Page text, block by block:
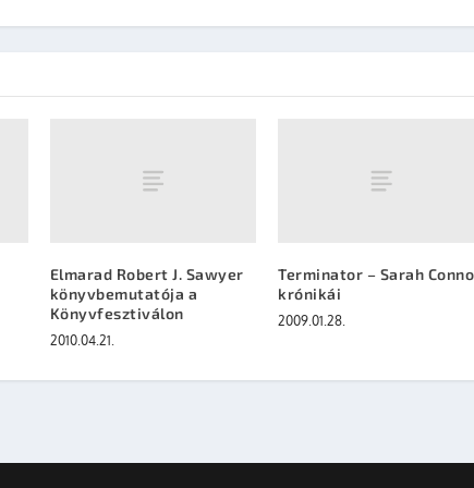
Elmarad Robert J. Sawyer
könyvbemutatója a
Könyvfesztiválon
2010.04.21.
Terminator – Sarah
krónikái
2009.01.28.